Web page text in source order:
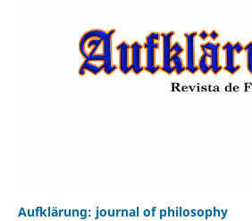
Aufklärung: journal of philosophy